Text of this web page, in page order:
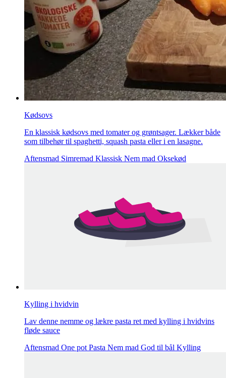
Kødsovs
En klassisk kødsovs med tomater og grøntsager. Lækker både
som tilbehør til spaghetti, squash pasta eller i en lasagne.
Aftensmad Simremad Klassisk Nem mad Oksekød
Kylling i hvidvin
Lav denne nemme og lækre pasta ret med kylling i hvidvins
fløde sauce
Aftensmad One pot Pasta Nem mad God til bål Kylling